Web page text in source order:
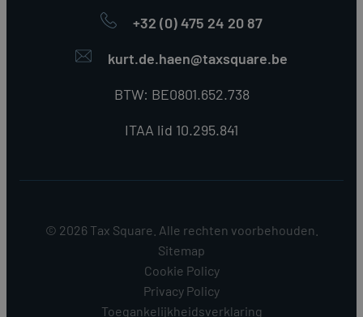
+32 (0) 475 24 20 87
kurt.de.haen@taxsquare.be
BTW: BE0801.652.738
ITAA lid 10.295.841
© 2026 Tax Square. Alle rechten voorbehouden.
Sitemap
Cookie Policy
Privacy Policy
Toegankelijkheidsverklaring